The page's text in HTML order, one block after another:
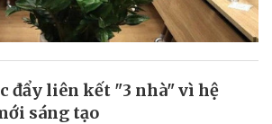
đẩy liên kết "3 nhà" vì hệ
sáng tạo